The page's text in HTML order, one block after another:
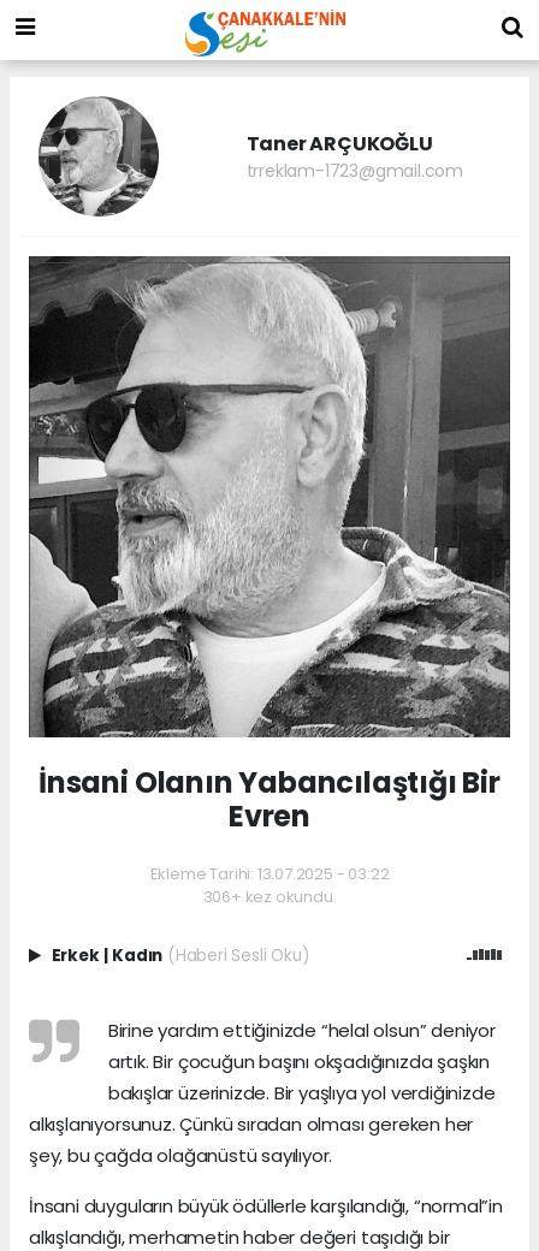
Taner ARÇUKOĞLU
trreklam-1723@gmail.com
İnsani Olanın Yabancılaştığı Bir
Evren
Ekleme Tarihi: 13.07.2025 - 03:22
306+ kez okundu.
Erkek | Kadın (Haberi Sesli Oku)
Birine yardım ettiğinizde “helal olsun” deniyor
artık. Bir çocuğun başını okşadığınızda şaşkın
bakışlar üzerinizde. Bir yaşlıya yol verdiğinizde
alkışlanıyorsunuz. Çünkü sıradan olması gereken her
şey, bu çağda olağanüstü sayılıyor.
İnsani duyguların büyük ödüllerle karşılandığı, “normal”in
alkışlandığı, merhametin haber değeri taşıdığı bir